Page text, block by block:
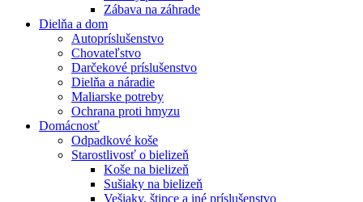
Zábava na záhrade
Dielňa a dom
Autopríslušenstvo
Chovateľstvo
Darčekové príslušenstvo
Dielňa a náradie
Maliarske potreby
Ochrana proti hmyzu
Domácnosť
Odpadkové koše
Starostlivosť o bielizeň
Koše na bielizeň
Sušiaky na bielizeň
Vešiaky, štipce a iné príslušenstvo